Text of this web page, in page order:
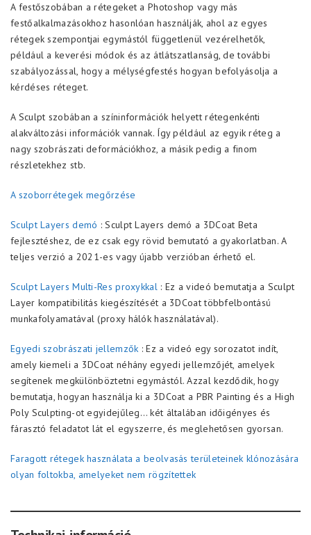
A festőszobában a rétegeket a Photoshop vagy más
festőalkalmazásokhoz hasonlóan használják, ahol az egyes
rétegek szempontjai egymástól függetlenül vezérelhetők,
például a keverési módok és az átlátszatlanság, de további
szabályozással, hogy a mélységfestés hogyan befolyásolja a
kérdéses réteget.
A Sculpt szobában a színinformációk helyett rétegenkénti
alakváltozási információk vannak. Így például az egyik réteg a
nagy szobrászati deformációkhoz, a másik pedig a finom
részletekhez stb.
A szoborrétegek megőrzése
Sculpt Layers demó : Sculpt Layers demó a 3DCoat Beta
fejlesztéshez, de ez csak egy rövid bemutató a gyakorlatban. A
teljes verzió a 2021-es vagy újabb verzióban érhető el.
Sculpt Layers Multi-Res proxykkal: Ez a videó bemutatja a Sculpt
Layer kompatibilitás kiegészítését a 3DCoat többfelbontású
munkafolyamatával (proxy hálók használatával).
Egyedi szobrászati jellemzők : Ez a videó egy sorozatot indít,
amely kiemeli a 3DCoat néhány egyedi jellemzőjét, amelyek
segítenek megkülönböztetni egymástól. Azzal kezdődik, hogy
bemutatja, hogyan használja ki a 3DCoat a PBR Painting és a High
Poly Sculpting-ot egyidejűleg… két általában időigényes és
fárasztó feladatot lát el egyszerre, és meglehetősen gyorsan.
Faragott rétegek használata a beolvasás területeinek klónozására
olyan foltokba, amelyeket nem rögzítettek